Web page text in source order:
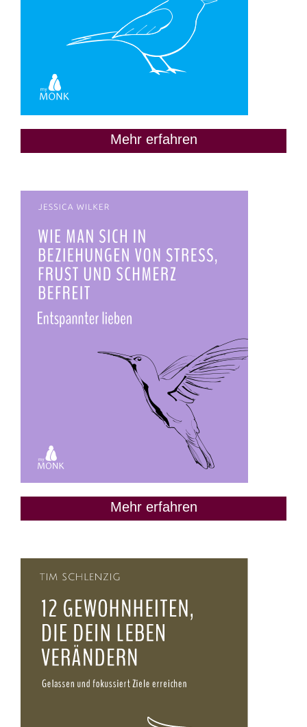
Mehr erfahren
Mehr erfahren